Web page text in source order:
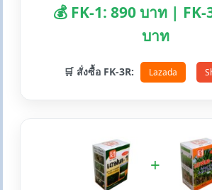
💰 FK-1: 890 บาท | FK-
บาท
🛒 สั่งซื้อ FK-3R: Lazada
+